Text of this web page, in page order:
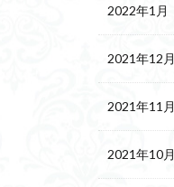
2022年1月
2021年12月
2021年11月
2021年10月